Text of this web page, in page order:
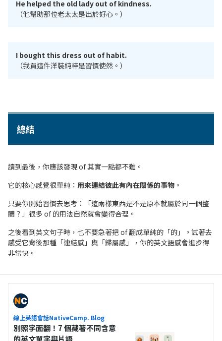
He helped the old lady out of kindness.
（他幫助那位老太太是出於好心。）
I bought this dress out of habit.
（我買這件洋裝純粹是習慣使然。）
總結
讀到最後，你應該發現 of 其實一點都不難。
它的核心感覺很單純： 用來連結彼此有內在關係的事物 。
只要你開始習慣去思考：「這兩樣東西是不是原本就屬於同一個整
體？」很多 of 的用法自然就會變得合理。
之後看到英文句子時，也不要急著把 of 翻成單純的「的」。試著去
感受它背後那種「連結感」與「歸屬感」，你的英文語感會進步得
非常快。
線上英語會話NativeCamp. Blog
別照字面翻！7 個藏著不同含意